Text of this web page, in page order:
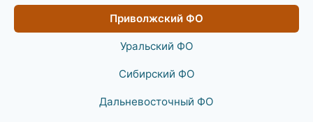
Приволжский ФО
Уральский ФО
Сибирский ФО
Дальневосточный ФО